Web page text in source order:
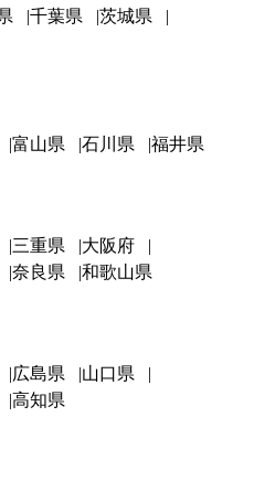
千葉県
茨城県
富山県 石川県 福井県
三重県
大阪府
奈良県 和歌山県
広島県
山口県
高知県